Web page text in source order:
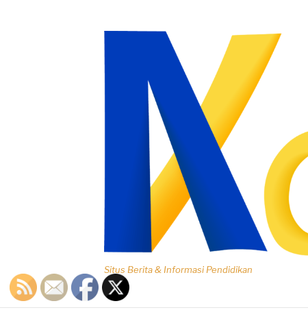
Situs Berita & Informasi Pendidikan